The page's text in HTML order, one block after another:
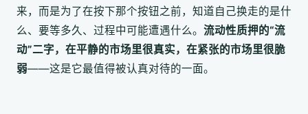
来，而是为了在按下那个按钮之前，知道自己换走的是什
么、要等多久、过程中可能遭遇什么。 流动性质押的“流
动”二字，在平静的市场里很真实，在紧张的市场里很脆
弱——这是它最值得被认真对待的一面。